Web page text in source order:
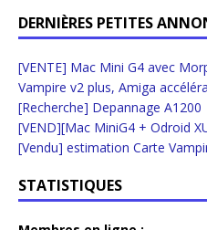
DERNIÈRES PETITES
[VENTE] Mac Mini G4 avec
Vampire v2 plus, Amiga
[Recherche] Depannage A1200
[VEND][Mac MiniG4 + Odroid
[Vendu] estimation Carte
STATISTIQUES